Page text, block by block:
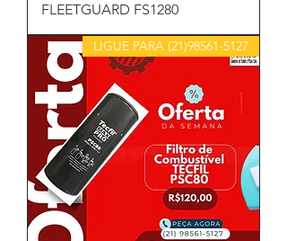
FLEETGUARD FS1280
LIGUE PARA (21)98561-5127